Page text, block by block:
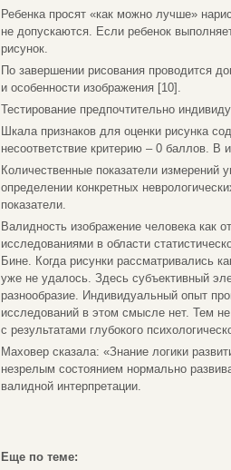
Ребенка просят «как можно лучше»
не допускаются. Если ребенок
рисунок.
По завершении рисования проводится
и особенности изображения [10].
Тестирование предпочтительно
Шкала признаков для оценки рисунка
несоответствие критерию – 0 баллов. В
Количественные показатели измерений
определении конкретных
показатели.
Валидность изображение человека как
исследованиями в области
Бине. Когда рисунки рассматривались
уже не удалось. Здесь субъективный
разнообразие. Индивидуальный опыт
исследований в этом смысле нет. Тем
с результатами глубокого
Маховер сказала: «Знание логики
незрелым состоянием нормально
валидной интерпретации.
Еще по теме: